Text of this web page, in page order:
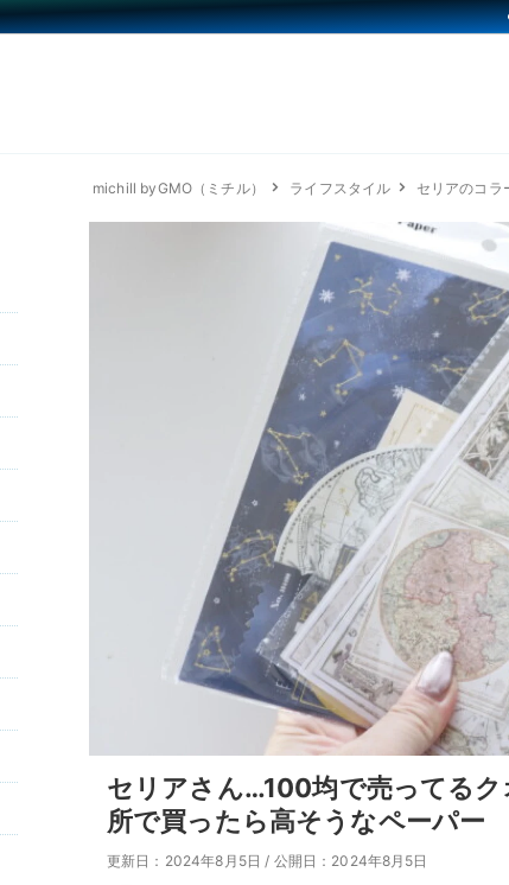
michill byGMO（ミチル） ライフスタイル セリアのコラ
セリアさん…100均で売ってる
所で買ったら高そうなペーパー
更新日：2024年8月5日 / 公開日：2024年8月5日